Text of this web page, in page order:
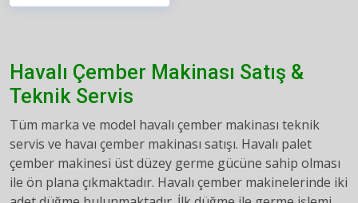
Havalı Çember Makinası Satış &
Teknik Servis
Tüm marka ve model havalı çember makinası teknik
servis ve havaı çember makinası satışı. Havalı palet
çember makinesi üst düzey germe gücüne sahip olması
ile ön plana çıkmaktadır. Havalı çember makinelerinde iki